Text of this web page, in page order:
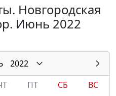
Новгородская
Июнь 2022
2022
ПТ СБ
ВС